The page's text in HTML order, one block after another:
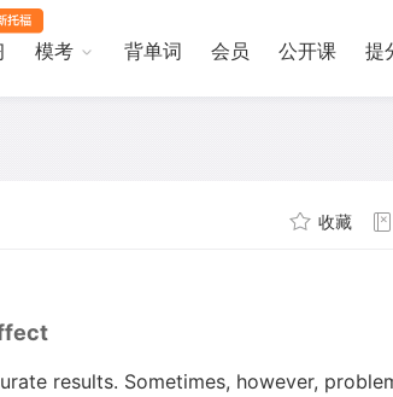
模考 背单词 会员 公开课 提
收藏
results. Sometimes, however,